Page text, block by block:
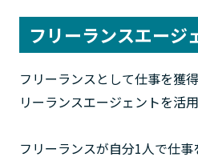
フリーランスエージ
フリーランスとして仕事を獲
リーランスエージェントを活
フリーランスが自分1人で仕事